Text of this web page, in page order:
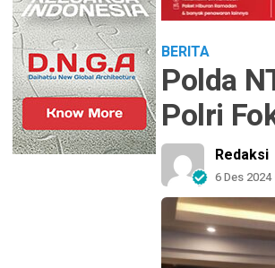
BERITA
Polda
Polri
Redaksi
6 Des 2024